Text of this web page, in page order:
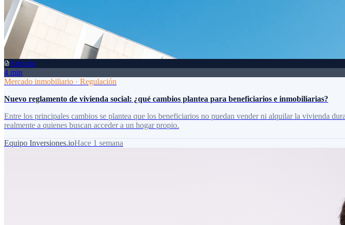
Artículo
4 min
Mercado inmobiliario · Regulación
Nuevo reglamento de vivienda social: ¿qué cambios plantea para beneficiarios e inmobiliarias?
Entre los principales cambios se plantea que los beneficiarios no puedan vender ni alquilar la vivienda
realmente a quienes buscan acceder a un hogar propio.
Equipo Inversiones.ioHace 1 semana